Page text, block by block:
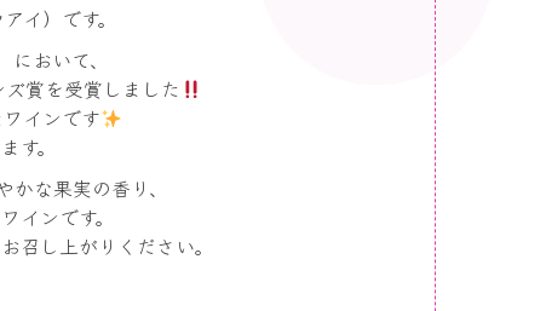
イ）です。
において、
ズ賞を受賞しました
インです
す。
な果実の香り、
インです。
召し上がりください。